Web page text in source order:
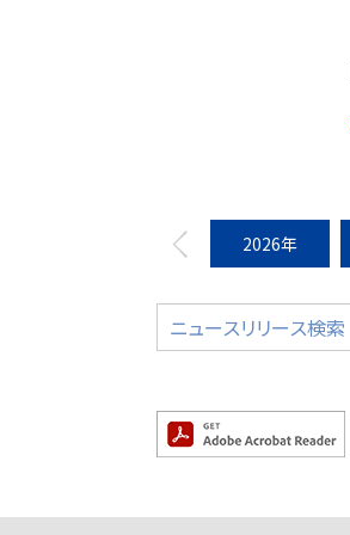
2026年